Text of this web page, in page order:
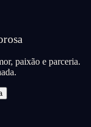
paixão e parceria.